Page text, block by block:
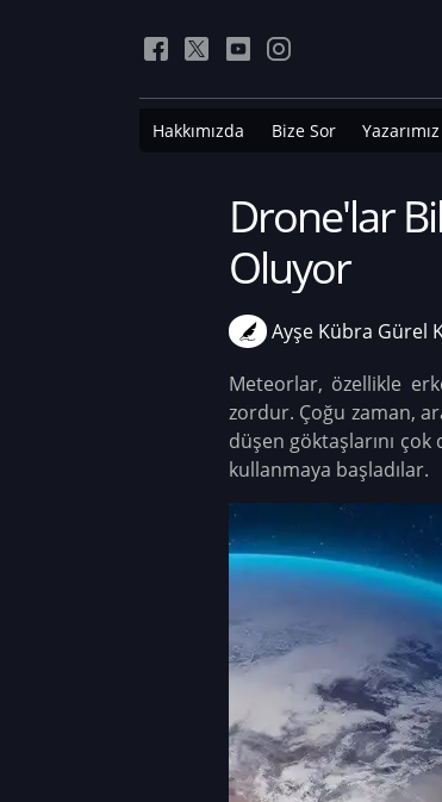
Hakkımızda Bize Sor
Drone'lar
Oluyor
Ayşe Kübra Gürel
Meteorlar, özellikle
zordur. Çoğu zaman,
düşen göktaşlarını
kullanmaya başladılar.